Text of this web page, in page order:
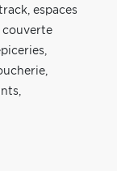
espaces